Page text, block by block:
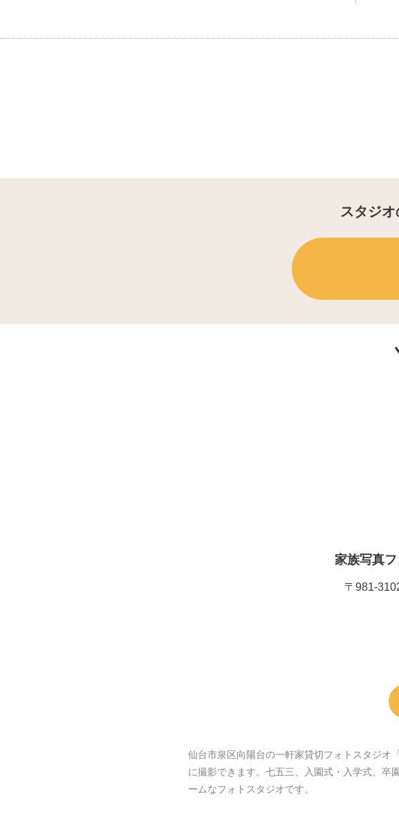
スタジ
家族写真
〒981-
仙台市泉区向陽台の一軒家貸切フォトスタジオ
に撮影できます。七五三、入園式・入学式、卒
ームなフォトスタジオです。